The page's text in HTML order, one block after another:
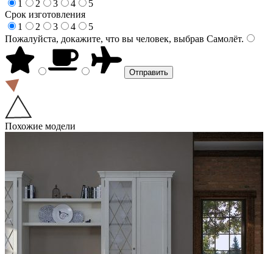
1
2 3 4
5
Срок изготовления
1
2 3 4
5
Пожалуйста, докажите, что вы человек, выбрав Самолёт.
Похожие модели